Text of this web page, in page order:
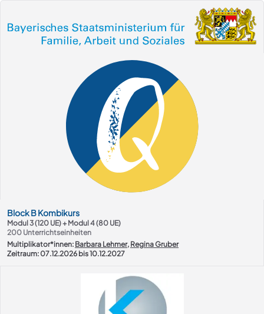
BlockBKombikurs
Modul 3 (120 UE) + Modul 4 (80 UE)
200 Unterrichtseinheiten
Multiplikator*innen: Barbara Lehmer, Regina Gruber
Zeitraum: 07.12.2026 bis 10.12.2027